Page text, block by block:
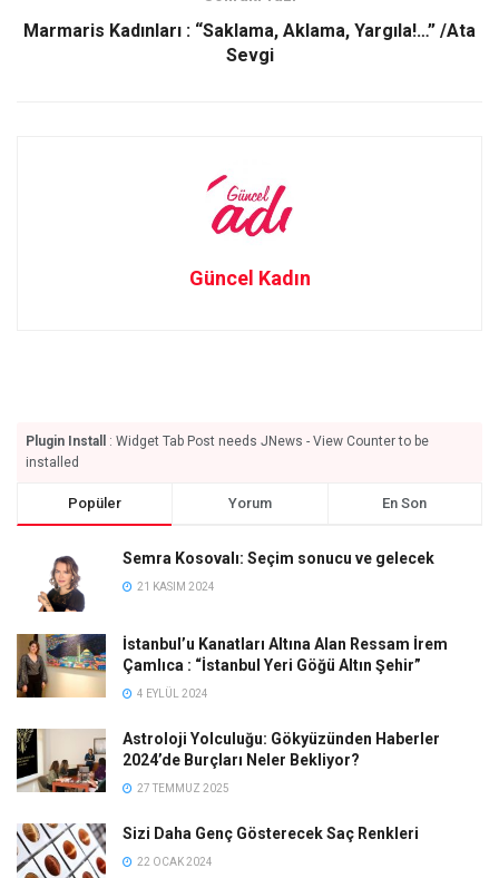
Marmaris Kadınları : “Saklama, Aklama, Yargıla!…” /Ata
Sevgi
Güncel Kadın
Plugin Install
: Widget Tab Post needs JNews - View Counter to be
installed
Popüler Yorum En Son
Semra Kosovalı: Seçim sonucu ve gelecek
21 KASIM 2024
İstanbul’u Kanatları Altına Alan Ressam İrem
Çamlıca : “İstanbul Yeri Göğü Altın Şehir”
4 EYLÜL 2024
Astroloji Yolculuğu: Gökyüzünden Haberler
2024’de Burçları Neler Bekliyor?
27 TEMMUZ 2025
Sizi Daha Genç Gösterecek Saç Renkleri
22 OCAK 2024